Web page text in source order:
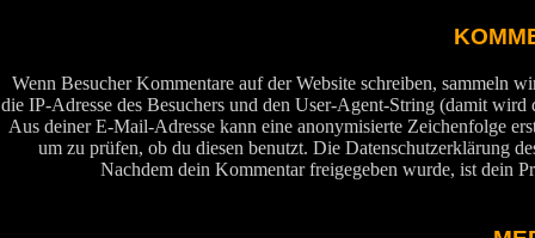
Wenn Besucher Kommentare auf der Website schreiben, sammeln
die IP-Adresse des Besuchers und den User-Agent-String (damit
Aus deiner E-Mail-Adresse kann eine anonymisierte Zeichenfolge
um zu prüfen, ob du diesen benutzt. Die Datenschutzerklärung
Nachdem dein Kommentar freigegeben wurde, ist dein